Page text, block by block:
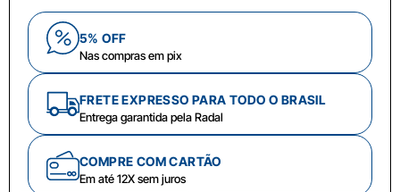
5% OFF
Nas compras em pix
FRETE EXPRESSO PARA TODO O BRASIL
Entrega garantida pela Radal
COMPRE COM CARTÃO
Em até 12X sem juros